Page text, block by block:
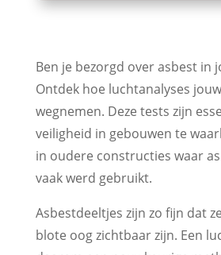
Ben je bezorgd over asbest in
Ontdek hoe luchtanalyses
wegnemen. Deze tests zijn
veiligheid in gebouwen te
in oudere constructies waar
vaak werd gebruikt.
Asbestdeeltjes zijn zo fijn dat
blote oog zichtbaar zijn. Een